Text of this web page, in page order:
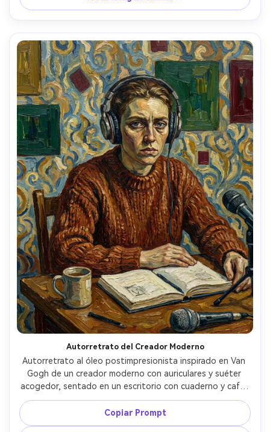
bellamente equilibrada, lente 85mm, poca profundidad de
campo --ar 4:5
Autorretrato del Creador Moderno
Autorretrato al óleo postimpresionista inspirado en Van
Gogh de un creador moderno con auriculares y suéter
acogedor, sentado en un escritorio con cuaderno y café,
fondo con papel tapiz de patrón giratorio y bloques de
color audaces, mirada intensa y expresiva, gruesas
pinceladas de impasto, crestas de pintura texturizadas,
Copiar Prompt